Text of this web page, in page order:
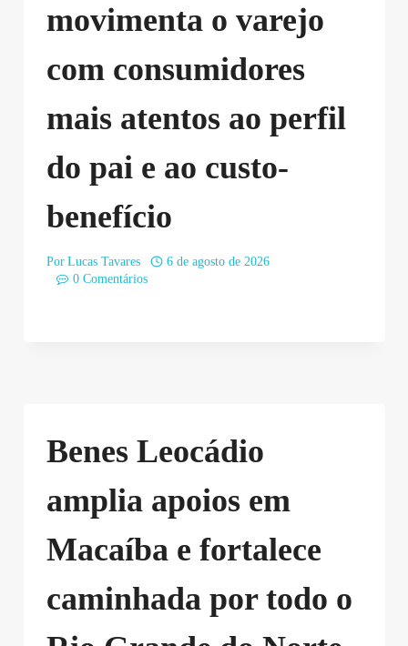
movimenta o varejo
com consumidores
mais atentos ao perfil
do pai e ao custo-
benefício
Por Lucas Tavares
6 de agosto de 2026
0 Comentários
Benes Leocádio
amplia apoios em
Macaíba e fortalece
caminhada por todo o